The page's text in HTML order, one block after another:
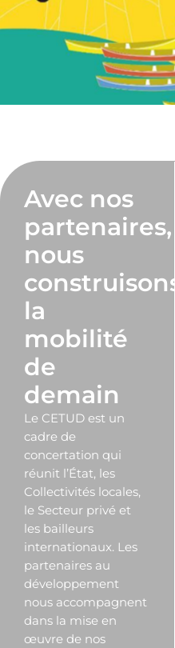
Avec nos
partenaires,
nous
construisons
la
mobilité
de
demain
Le CETUD est un
cadre de
concertation qui
réunit l’État, les
Collectivités locales,
le Secteur privé et
les bailleurs
internationaux. Les
partenaires au
développement
nous accompagnent
dans la mise en
œuvre de nos